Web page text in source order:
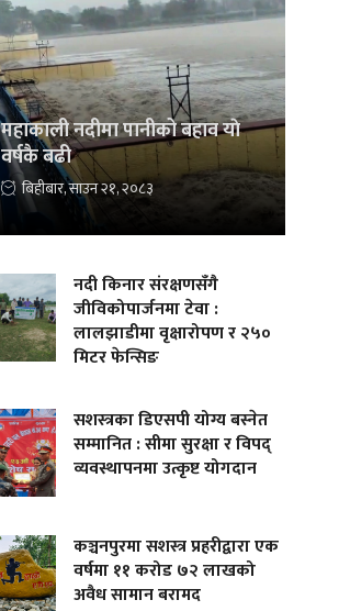
महाकाली नदीमा पानीको बहाव याे
वर्षकै बढी
बिहीबार, साउन २१, २०८३
नदी किनार संरक्षणसँगै
जीविकोपार्जनमा टेवा :
लालझाडीमा वृक्षारोपण र २५०
मिटर फेन्सिङ
सशस्त्रका डिएसपी योग्य बस्नेत
सम्मानित : सीमा सुरक्षा र विपद्
व्यवस्थापनमा उत्कृष्ट योगदान
कञ्चनपुरमा सशस्त्र प्रहरीद्वारा एक
वर्षमा ११ करोड ७२ लाखको
अवैध सामान बरामद